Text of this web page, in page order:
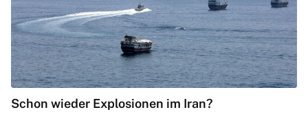
Schon wieder Explosionen im Iran?